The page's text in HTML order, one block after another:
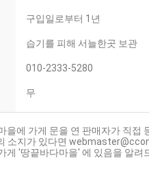
구입일로부터 1년
습기를 피해 서늘한곳 보관
010-2333-5280
무
을에 가게 문을 연 판매자가 직접
소지가 있다면
게 '땅끝바다마을' 에 있음을 알려